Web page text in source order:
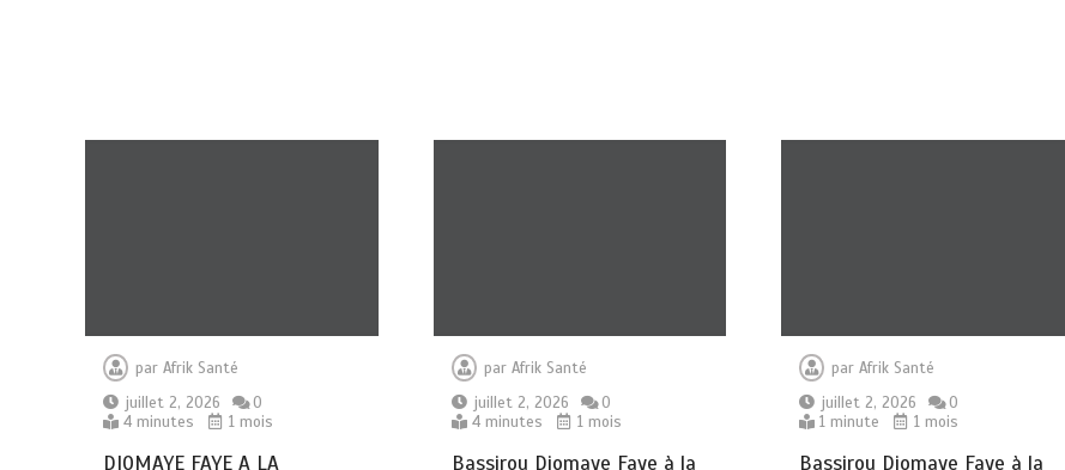
parAfrik Santé
juillet 2, 2026
0
4 minutes
1 mois
DIOMAYE FAYE A LA
par Afrik Santé
juillet 2, 2026
0
4 minutes
1 mois
Bassirou Diomaye Faye à la
par Afrik Santé
juillet 2, 2026
0
1 minute
1 mois
Bassirou Diomaye Faye à la